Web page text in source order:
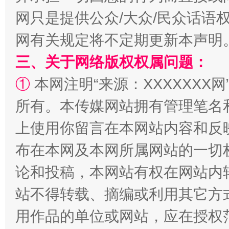
网只是提供公众/大众/民众话语
网有关规定将不定期更新本声明
三、关于网络版权权属问题：
① 本网注明“来源：XXXXXXX
所有。本传媒网站拥有管理笔
上使用你留言在本网站内容和
布在本网及本网所属网站的一
论和投稿，本网站有权在网站
站不得转载、摘编或利用其它
用作品的单位或网站，应在授